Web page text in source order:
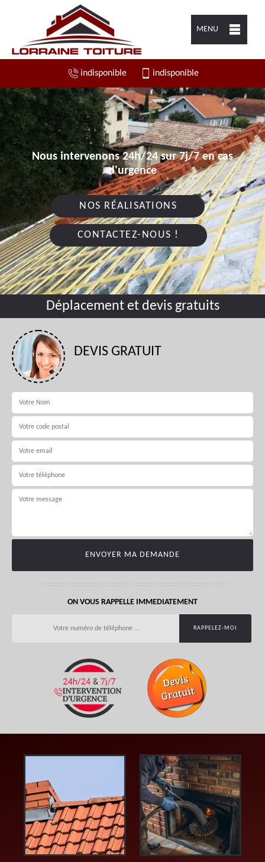
MENU
indisponible indisponible
Nous intervenons 24h/24 sur 7j/7 en cas
d'urgence
NOS RÉALISATIONS
CONTACTEZ-NOUS !
Déplacement et devis gratuits
DEVIS GRATUIT
ON VOUS RAPPELLE IMMEDIATEMENT